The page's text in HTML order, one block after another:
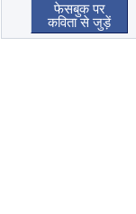
फेसबुक पर
कविता से जुड़ें